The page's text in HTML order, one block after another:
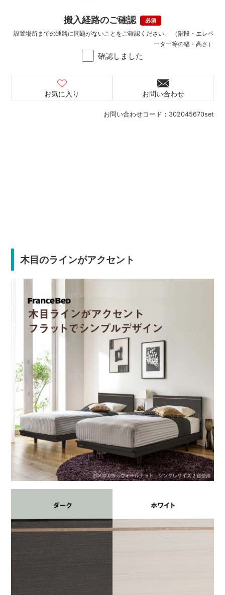
お問い合わせコード： 302045670set
搬入経路のご確認
確認しました
設置場所までの通路に問題がないことをご確認ください。 （階段・エレベ
ーター等の幅・高さ）
お気に入り お問い合わせ
木目のラインがアクセント